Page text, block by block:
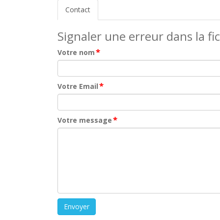
Contact
Signaler une erreur dans la
Votre nom*
Votre Email*
Votre message*